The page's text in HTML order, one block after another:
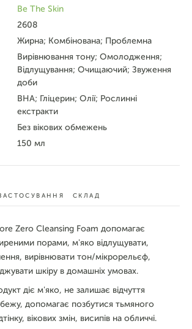
Be The Skin
2608
Жирна; Комбінована; Проблемна
Вирівнювання тону; Омолодження;
Відлущування; Очищаючий; Звуження
доби
BHA; Гліцерин; Олії; Рослинні
екстракти
Без вікових обмежень
150 мл
СКЛАД
Zero Cleansing Foam допомагає
порами, м'яко відлущувати,
вирівнювати тон/мікрорельєф,
шкіру в домашніх умовах.
діє м'яко, не залишає відчуття
допомагає позбутися тьмяного
вікових змін, висипів на обличчі.